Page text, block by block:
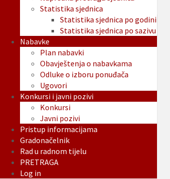
Statistika sjednica
Statistika sjednica po godini
Statistika sjednica po sazivu
Nabavke
Plan nabavki
Obavještenja o nabavkama
Odluke o izboru ponuđača
Ugovori
Konkursi i javni pozivi
Konkursi
Javni pozivi
Pristup informacijama
Gradonačelnik
Rad u radnom tijelu
PRETRAGA
Log in